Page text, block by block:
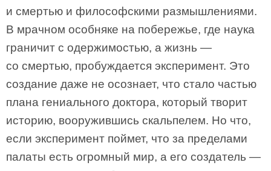
и смертью и философскими размышлениями.
В мрачном особняке на побережье, где наука
граничит с одержимостью, а жизнь —
со смертью, пробуждается эксперимент. Это
создание даже не осознает, что стало частью
плана гениального доктора, который творит
историю, вооружившись скальпелем. Но что,
если эксперимент поймет, что за пределами
палаты есть огромный мир, а его создатель —